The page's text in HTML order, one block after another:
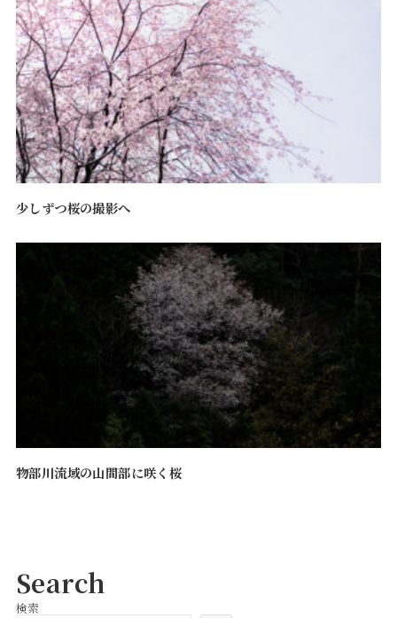
少しずつ桜の撮影へ
物部川流域の山間部に咲く桜
Search
検索